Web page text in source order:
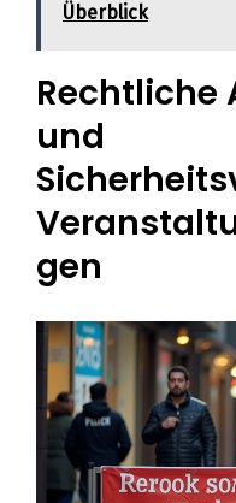
Überblick
Rechtliche
und
gen